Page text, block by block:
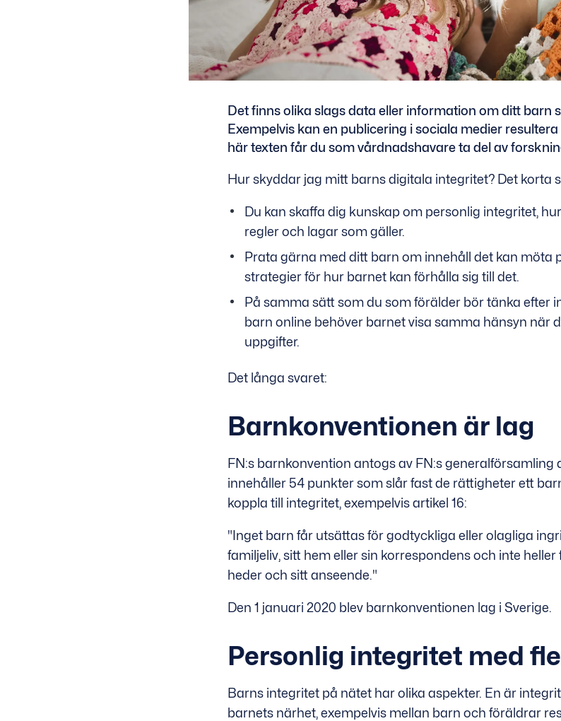
Det finns olika slags data eller information om ditt barn
Exempelvis kan en publicering i sociala medier
här texten får du som vårdnadshavare ta del av
Hur skyddar jag mitt barns digitala integritet? Det korta
Du kan skaffa dig kunskap om personlig integritet,
regler och lagar som gäller.
Prata gärna med ditt barn om innehåll det kan möta
strategier för hur barnet kan förhålla sig till det.
På samma sätt som du som förälder bör tänka efter
barn online behöver barnet visa samma hänsyn när
uppgifter.
Det långa svaret:
Barnkonventionen är lag
FN:s barnkonvention antogs av FN:s generalförsamling
innehåller 54 punkter som slår fast de rättigheter ett
koppla till integritet, exempelvis artikel 16:
"Inget barn får utsättas för godtyckliga eller olagliga
familjeliv, sitt hem eller sin korrespondens och inte
heder och sitt anseende."
Den 1 januari 2020 blev barnkonventionen lag i Sverige.
Personlig integritet med
Barns integritet på nätet har olika aspekter. En är
barnets närhet, exempelvis mellan barn och föräldrar